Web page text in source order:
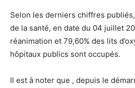
Selon les derniers chiffres
de la santé, en date du 04 juillet
réanimation et 79,60% des lits
hôpitaux publics sont occupés.
Il est à noter que , depuis le